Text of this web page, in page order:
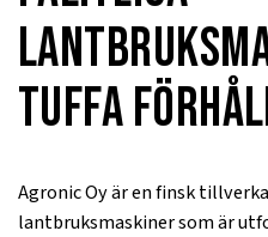
tuffa
Agronic Oy är en finsk
lantbruksmaskiner som är